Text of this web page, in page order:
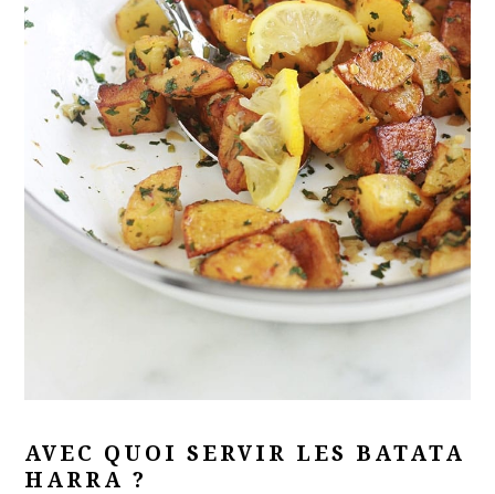
AVEC QUOI SERVIR LES BATATA
HARRA ?